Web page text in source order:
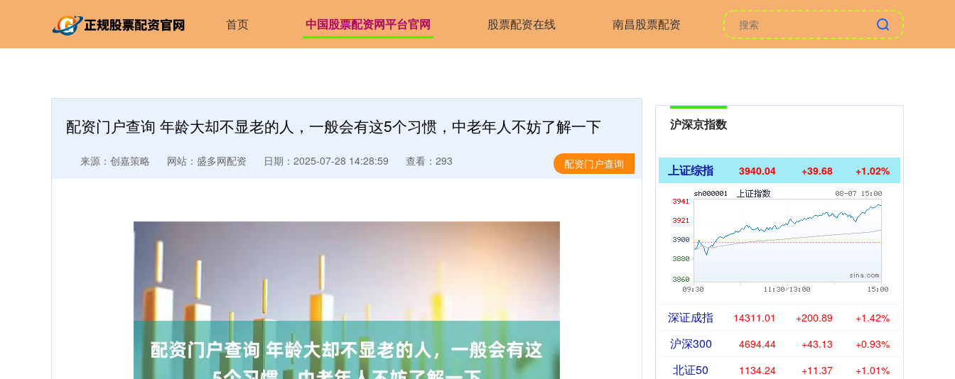
首页 中国股票配资网平台官网 股票配资在线 南昌股票配资
配资门户查询 年龄大却不显老的人，一般会有这5个习惯，中老年人不妨了解一下
配资门户查询
来源：创嘉策略 网站：盛多网配资 日期：2025-07-28 14:28:59 查看：293
沪深京指数
上证综指 3940.04 +39.68 +1.02%
深证成指 14311.01 +200.89 +1.42%
沪深300 4694.44 +43.13 +0.93%
北证50 1134.24 +11.37 +1.01%